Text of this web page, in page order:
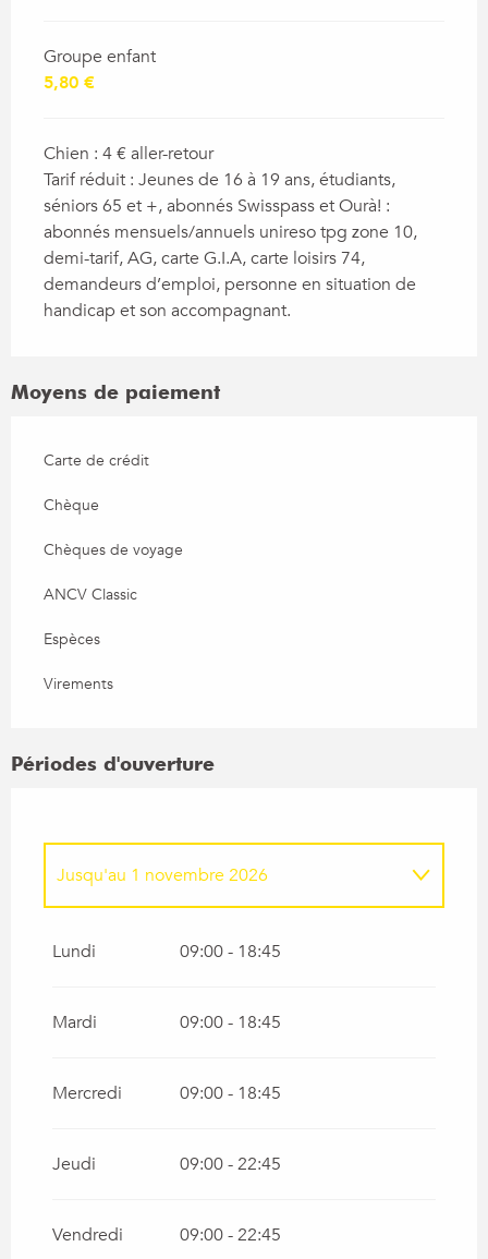
Groupe enfant
5,80 €
Chien : 4 € aller-retour
Tarif réduit : Jeunes de 16 à 19 ans, étudiants,
séniors 65 et +, abonnés Swisspass et Ourà! :
abonnés mensuels/annuels unireso tpg zone 10,
demi-tarif, AG, carte G.I.A, carte loisirs 74,
demandeurs d’emploi, personne en situation de
handicap et son accompagnant.
Moyens de paiement
Carte de crédit
Chèque
Chèques de voyage
ANCV Classic
Espèces
Virements
Périodes d'ouverture
17 janvier 2026
Jusqu'au 1 novembre 2026
Lundi 09:00 - 18:45
Mardi 09:00 - 18:45
Mercredi 09:00 - 18:45
Jeudi 09:00 - 22:45
Vendredi 09:00 - 22:45